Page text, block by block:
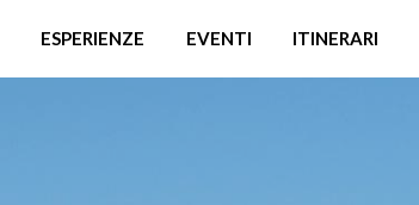
ESPERIENZE EVENTI ITINERARI